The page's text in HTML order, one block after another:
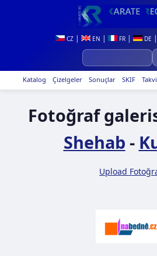
CZ | EN | FR | DE |
Katalog Çizelgeler Sonuçlar SKIF
Fotoğraf
Shehab -
Upload